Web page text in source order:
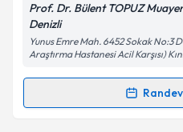
Kişisel verilerimin
kapsamda
Takvim
Prof. Dr. Bülent TOPUZ
Denizli
Yunus Emre Mah. 6452 Sokak No:3
Araştırma Hastanesi Acil Karşısı)
Randevu Takvimi